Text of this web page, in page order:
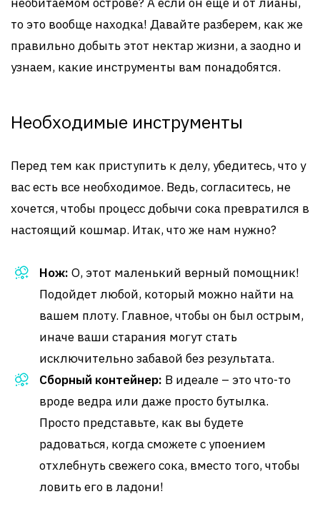
то это вообще находка! Давайте разберем, как же
правильно добыть этот нектар жизни, а заодно и
узнаем, какие инструменты вам понадобятся.
Необходимые инструменты
Перед тем как приступить к делу, убедитесь, что у
вас есть все необходимое. Ведь, согласитесь, не
хочется, чтобы процесс добычи сока превратился в
настоящий кошмар. Итак, что же нам нужно?
Нож: О, этот маленький верный помощник!
Подойдет любой, который можно найти на
вашем плоту. Главное, чтобы он был острым,
иначе ваши старания могут стать
исключительно забавой без результата.
Сборный контейнер: В идеале – это что-то
вроде ведра или даже просто бутылка.
Просто представьте, как вы будете
радоваться, когда сможете с упоением
отхлебнуть свежего сока, вместо того, чтобы
ловить его в ладони!